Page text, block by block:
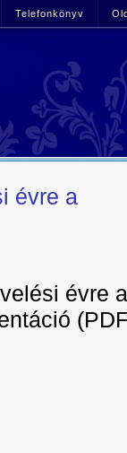
Telefonkönyv
évre a
évre a